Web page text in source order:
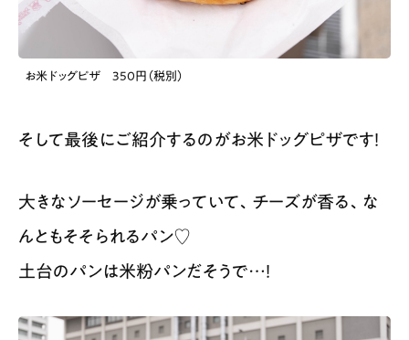
お米ドッグピザ 350円（税別）
そして最後にご紹介するのがお米ドッグピザです！
大きなソーセージが乗っていて、チーズが香る、な
んともそそられるパン♡
土台のパンは米粉パンだそうで…！